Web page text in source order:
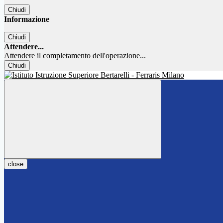
Chiudi
Informazione
Chiudi
Attendere...
Attendere il completamento dell'operazione...
Chiudi
close